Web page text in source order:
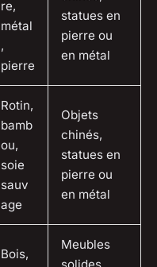
re,
métal
,
pierre
statues en
pierre ou
en métal
Rotin,
bamb
ou,
soie
sauv
age
Objets
chinés,
statues en
pierre ou
en métal
Bois,
Meubles
solides,